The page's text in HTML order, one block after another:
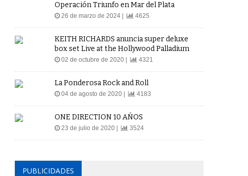
Operación Triunfo en Mar del Plata
26 de marzo de 2024 | 4625
KEITH RICHARDS anuncia super deluxe
box set Live at the Hollywood Palladium
02 de octubre de 2020 | 4321
La Ponderosa Rock and Roll
04 de agosto de 2020 | 4183
ONE DIRECTION 10 AÑOS
23 de julio de 2020 | 3524
PUBLICIDADES